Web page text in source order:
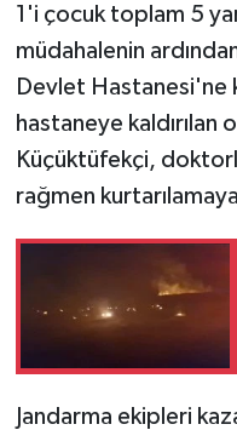
1'i çocuk toplam 5
müdahalenin
Devlet Hastanesi'ne
hastaneye
Küçüktüfekçi,
rağmen
Jandarma ekipleri